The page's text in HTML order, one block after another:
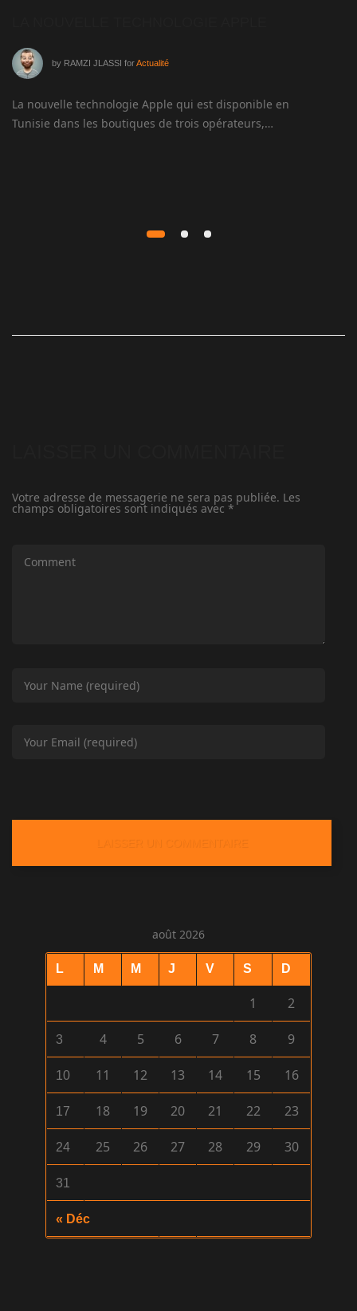
by RAMZI JLASSI forActualité
La nouvelle technologie Apple qui est disponible en
Tunisie dans les boutiques de trois opérateurs,…
Votre adresse de messagerie ne sera pas publiée. Les
champs obligatoires sont indiqués avec *
août 2026
L M M J V S D
« Déc
1 2
3 4 5 6 7 8 9
10 11 12 13 14 15 16
17 18 19 20 21 22 23
24 25 26 27 28 29 30
31